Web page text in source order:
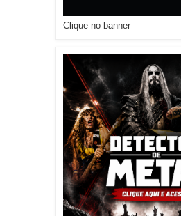
Clique no banner